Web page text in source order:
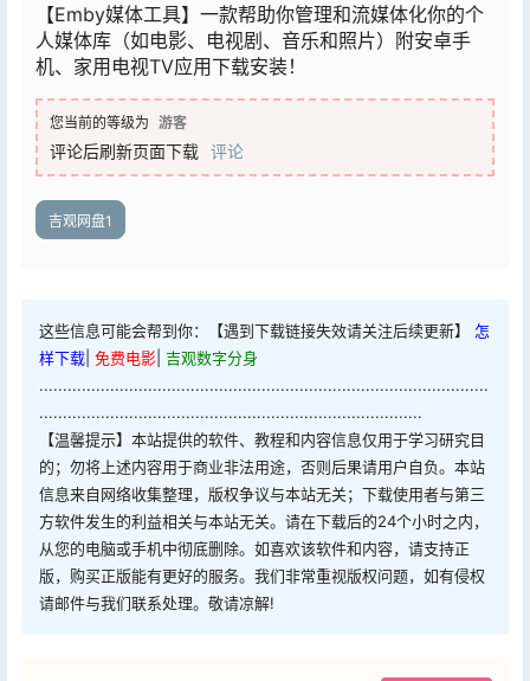
【Emby媒体工具】一款帮助你管理和流媒体化你的个
人媒体库（如电影、电视剧、音乐和照片）附安卓手
机、家用电视TV应用下载安装！
您当前的等级为 游客
评论后刷新页面下载 评论
吉观网盘1
这些信息可能会帮到你：【遇到下载链接失效请关注后续更新】 怎
样下载 免费电影 吉观数字分身
...............................................................................................
.................................................................................
【温馨提示】本站提供的软件、教程和内容信息仅用于学习研究目
的；勿将上述内容用于商业非法用途，否则后果请用户自负。本站
信息来自网络收集整理，版权争议与本站无关；下载使用者与第三
方软件发生的利益相关与本站无关。请在下载后的24个小时之内，
从您的电脑或手机中彻底删除。如喜欢该软件和内容，请支持正
版，购买正版能有更好的服务。我们非常重视版权问题，如有侵权
请邮件与我们联系处理。敬请凉解!